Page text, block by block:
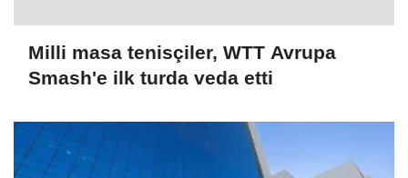
Milli masa tenisçiler, WTT Avrupa
Smash'e ilk turda veda etti